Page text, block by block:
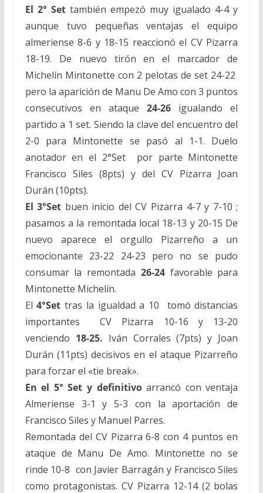
El 2° Set también empezó muy igualado 4-4 y
aunque tuvo pequeñas ventajas el equipo
almeriense 8-6 y 18-15 reaccionó el CV Pizarra
18-19. De nuevo tirón en el marcador de
Michelín Mintonette con 2 pelotas de set 24-22
pero la aparición de Manu De Amo con 3 puntos
consecutivos en ataque24-26 igualando el
partido a 1 set. Siendo la clave del encuentro del
2-0 para Mintonette se pasó al 1-1. Duelo
anotador en el 2°Set por parte Mintonette
Francisco Siles (8pts) y del CV Pizarra Joan
Durán (10pts).
El 3°Set buen inicio del CV Pizarra 4-7 y 7-10 ;
pasamos a la remontada local 18-13 y 20-15 De
nuevo aparece el orgullo Pizarreño a un
emocionante 23-22 24-23 pero no se pudo
consumar la remontada 26-24favorable para
Mintonette Michelín.
El4°Set tras la igualdad a 10 tomó distancias
importantes CV Pizarra 10-16 y 13-20
venciendo 18-25. Iván Corrales (7pts) y Joan
Durán (11pts) decisivos en el ataque Pizarreño
para forzar el «tie break».
En el 5° Set y definitivoarrancó con ventaja
Almeriense 3-1 y 5-3 con la aportación de
Francisco Siles y Manuel Parres.
Remontada del CV Pizarra 6-8 con 4 puntos en
ataque de Manu De Amo. Mintonette no se
rinde 10-8 con Javier Barragán y Francisco Siles
como protagonistas. CV Pizarra 12-14 (2 bolas